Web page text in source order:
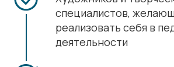
специалистов,
реализовать себя в
деятельности